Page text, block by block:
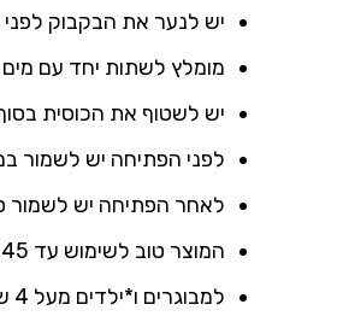
יש לנער את הבקבוק
מומלץ לשתות יחד עם מים
יש לשטוף את הכוסית
לפני הפתיחה יש לשמור
לאחר הפתיחה יש לשמור
המוצר טוב לשימוש עד 45 יום לאחר הפתיחה
למבוגרים ו*ילדים מעל 4 שנים – 5 מ”ל פעם ביום.